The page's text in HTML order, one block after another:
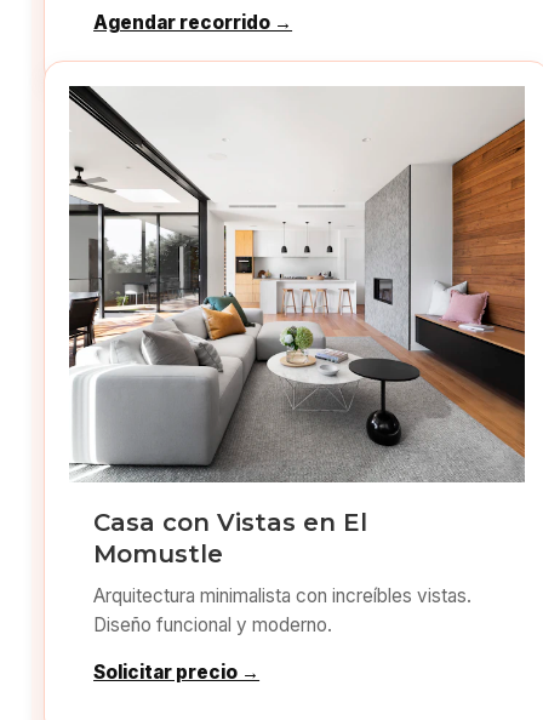
Agendar recorrido →
Casa con Vistas en El
Momustle
Arquitectura minimalista con increíbles vistas.
Diseño funcional y moderno.
Solicitar precio →